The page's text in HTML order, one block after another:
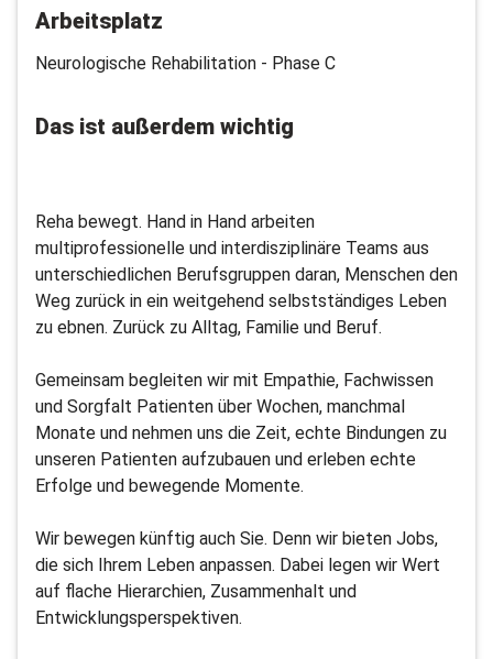
Arbeitsplatz
Neurologische Rehabilitation - Phase C
Das ist außerdem wichtig
Reha bewegt. Hand in Hand arbeiten
multiprofessionelle und interdisziplinäre Teams aus
unterschiedlichen Berufsgruppen daran, Menschen den
Weg zurück in ein weitgehend selbstständiges Leben
zu ebnen. Zurück zu Alltag, Familie und Beruf.
Gemeinsam begleiten wir mit Empathie, Fachwissen
und Sorgfalt Patienten über Wochen, manchmal
Monate und nehmen uns die Zeit, echte Bindungen zu
unseren Patienten aufzubauen und erleben echte
Erfolge und bewegende Momente.
Wir bewegen künftig auch Sie. Denn wir bieten Jobs,
die sich Ihrem Leben anpassen. Dabei legen wir Wert
auf flache Hierarchien, Zusammenhalt und
Entwicklungsperspektiven.